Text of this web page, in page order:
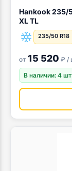
Hankook 235/50 R18 Winter i*cept Evo 4
XL TL
235/50 R18
от 15 520 ₽ /
В наличии: 4 шт